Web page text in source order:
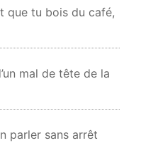
que tu bois du café,
mal de tête de la
parler sans arrêt